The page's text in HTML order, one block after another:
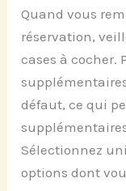
Quand vous
réservation,
cases à cocher.
défaut, ce qui
Sélectionnez
options dont